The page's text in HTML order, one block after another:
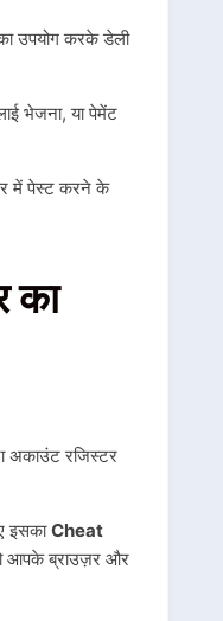
उपयोग करके डेली
भेजना, या पेमेंट
में पेस्ट करने के
का
अकाउंट रजिस्टर
इसकाCheat
आपके ब्राउज़र और